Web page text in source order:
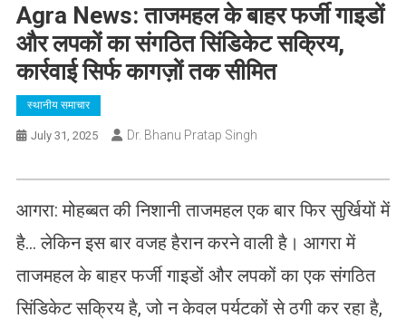
Agra News: ताजमहल के बाहर फर्जी गाइडों
और लपकों का संगठित सिंडिकेट सक्रिय,
कार्रवाई सिर्फ कागज़ों तक सीमित
स्थानीय समाचार
July 31, 2025 Dr. Bhanu Pratap Singh
आगरा: मोहब्बत की निशानी ताजमहल एक बार फिर सुर्खियों में
है… लेकिन इस बार वजह हैरान करने वाली है। आगरा में
ताजमहल के बाहर फर्जी गाइडों और लपकों का एक संगठित
सिंडिकेट सक्रिय है, जो न केवल पर्यटकों से ठगी कर रहा है,